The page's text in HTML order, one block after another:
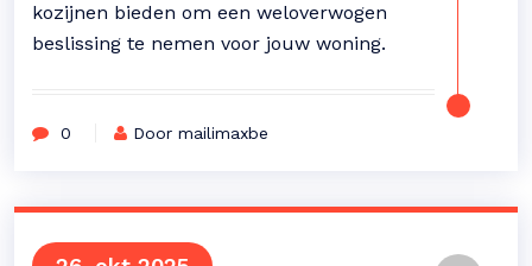
kozijnen bieden om een weloverwogen
beslissing te nemen voor jouw woning.
0 Door mailimaxbe